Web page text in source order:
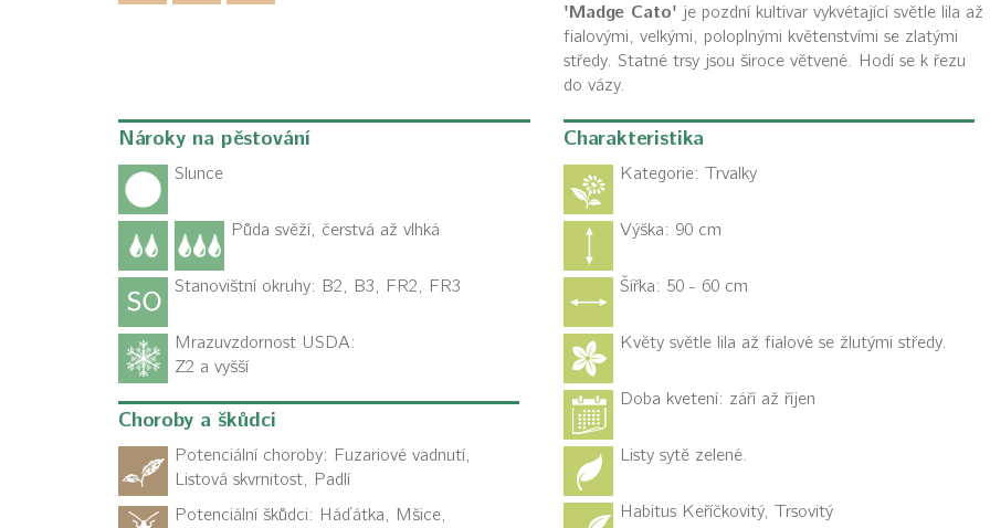
'Madge Cato' je pozdní kultivar vykvétající světle lila až
fialovými, velkými, poloplnými květenstvími se zlatými
středy. Statné trsy jsou široce větvené. Hodí se k řezu
do vázy.
Nároky na pěstování
Slunce
Půda svěží, čerstvá až vlhká
Stanovištní okruhy: B2, B3, FR2, FR3
Mrazuvzdornost USDA:
Z2 a vyšší
Choroby a škůdci
Potenciální choroby: Fuzariové vadnutí,
Listová skvrnitost, Padlí
Potenciální škůdci: Háďátka, Mšice,
Charakteristika
Kategorie: Trvalky
Výška: 90 cm
Šířka: 50 - 60 cm
Květy světle lila až fialové se žlutými středy.
Doba kvetení: září až říjen
Listy sytě zelené.
Habitus Keříčkovitý, Trsovitý